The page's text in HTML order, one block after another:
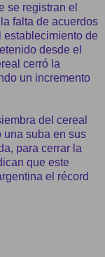
se registran el
falta de acuerdos
establecimiento de
desde el
cerró la
un incremento
del cereal
una suba en sus
para cerrar la
que este
el récord